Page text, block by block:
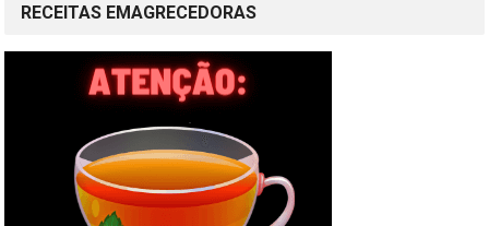
RECEITAS EMAGRECEDORAS